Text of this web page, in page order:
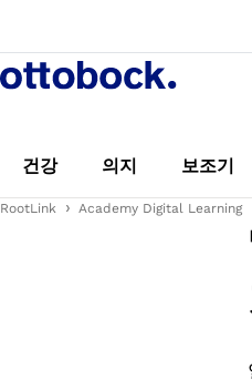
건강 의지 보조기
RootLink Academy Digital Learning